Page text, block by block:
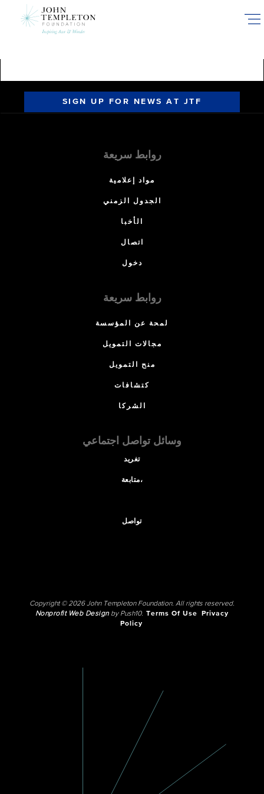
SIGN UP FOR NEWS AT JTF
روابط سريعة
مواد إعلامية
الجدول الزمني
الأخبا
اتصال
دخول
روابط سريعة
لمحة عن المؤسسة
مجالات التمويل
منح التمويل
كتشافات
الشركا
وسائل تواصل اجتماعي
تغريد
متابعة،
تواصل
Copyright © 2026 John Templeton Foundation. All rights reserved.
Nonprofit Web Designby Push10. Terms Of Use
Privacy
Policy